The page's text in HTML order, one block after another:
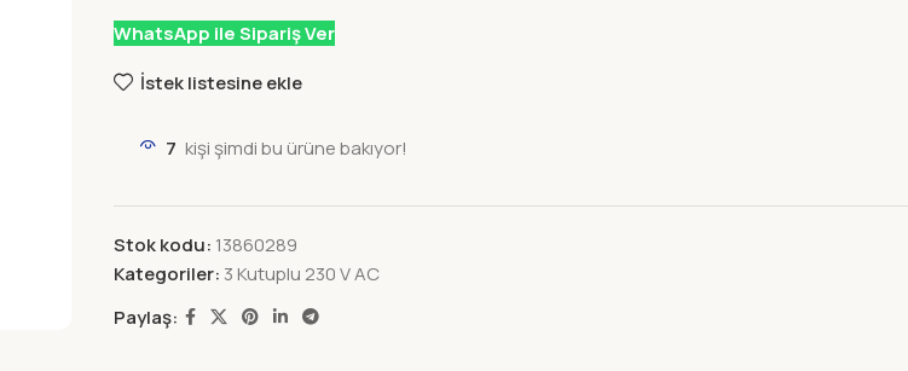
WhatsApp ile Sipariş Ver
İstek listesine ekle
7 kişi şimdi bu ürüne bakıyor!
Stok kodu: 13860289
Kategoriler: 3 Kutuplu 230 V AC
Paylaş: